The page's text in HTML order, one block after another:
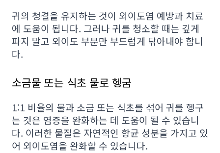
귀의 청결을 유지하는 것이 외이도염 예방과 치료
에 도움이 됩니다. 그러나 귀를 청소할 때는 깊게
파지 말고 외이도 부분만 부드럽게 닦아내야 합니
다.
소금물 또는 식초 물로 헹굼
1:1 비율의 물과 소금 또는 식초를 섞어 귀를 헹구
는 것은 염증을 완화하는 데 도움이 될 수 있습니
다. 이러한 물질은 자연적인 항균 성분을 가지고 있
어 외이도염을 완화할 수 있습니다.